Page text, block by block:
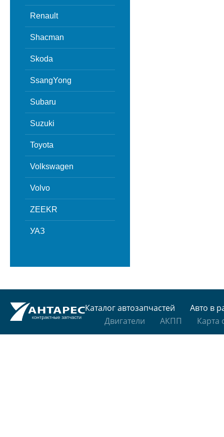
Renault
Shacman
Skoda
SsangYong
Subaru
Suzuki
Toyota
Volkswagen
Volvo
ZEEKR
УАЗ
Каталог автозапчастей
Авто в
Двигатели
АКПП Карта